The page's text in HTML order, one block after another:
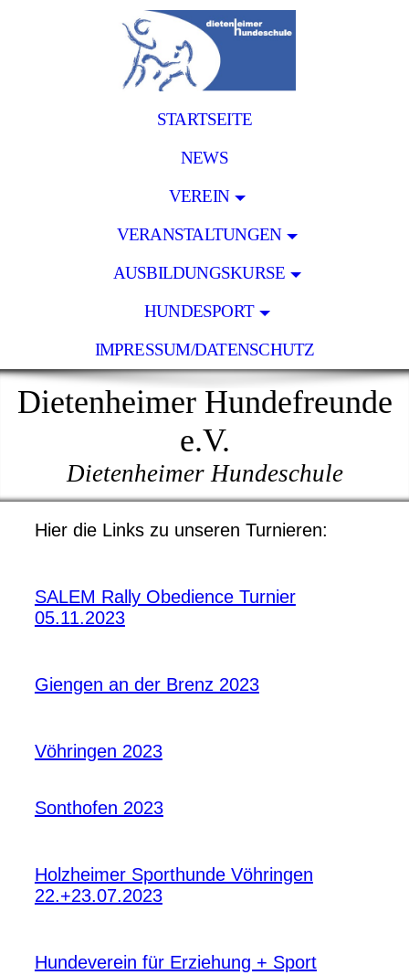
STARTSEITE
NEWS
VEREIN
VERANSTALTUNGEN
AUSBILDUNGSKURSE
HUNDESPORT
IMPRESSUM/DATENSCHUTZ
Dietenheimer Hundefreunde
e.V.
Dietenheimer Hundeschule
Hier die Links zu unseren Turnieren:
SALEM Rally Obedience Turnier
05.11.2023
Giengen an der Brenz 2023
Vöhringen 2023
Sonthofen 2023
Holzheimer Sporthunde Vöhringen
22.+23.07.2023
Hundeverein für Erziehung + Sport